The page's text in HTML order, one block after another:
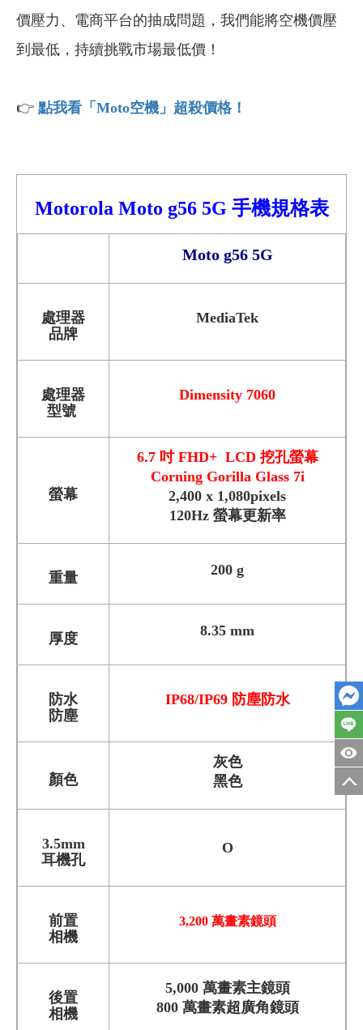
價壓力、電商平台的抽成問題，我們能將空機價壓
到最低，持續挑戰市場最低價！
👉 點我看「Moto空機」超殺價格！
Motorola Moto g565G 手機規格表
Moto g56 5G
處理器
品牌
MediaTek
處理器
型號
Dimensity 7060
螢幕
6.7 吋 FHD+ LCD 挖孔螢幕
Corning Gorilla Glass 7i
2,400 x 1,080pixels
120Hz 螢幕更新率
重量 200 g
厚度 8.35 mm
防水
防塵
IP68/IP69 防塵防水
顏色
灰色
黑色
3.5mm
耳機孔
O
前置
相機
3,200 萬畫素鏡頭
後置
相機
5,000 萬畫素主鏡頭
800 萬畫素超廣角鏡頭